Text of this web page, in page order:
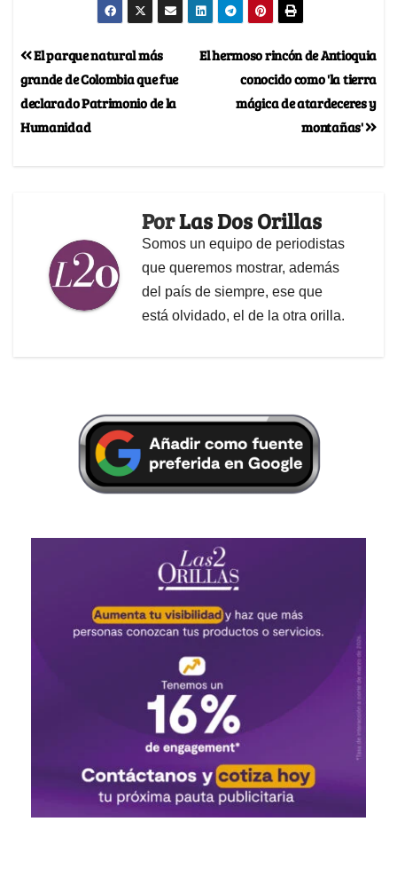
El hermoso rincón de Antioquia
conocido como 'la tierra
mágica de atardeceres y
montañas'
El parque natural más
grande de Colombia que fue
declarado Patrimonio de la
Humanidad
PorLas Dos Orillas
Somos un equipo de periodistas
que queremos mostrar, además
del país de siempre, ese que
está olvidado, el de la otra orilla.